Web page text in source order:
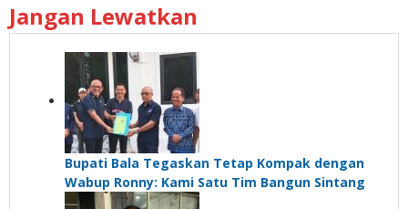
Jangan Lewatkan
Bupati Bala Tegaskan Tetap Kompak dengan
Wabup Ronny: Kami Satu Tim Bangun Sintang